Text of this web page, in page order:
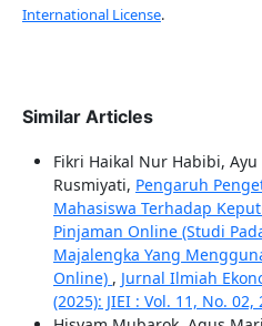
International License.
Similar Articles
Fikri Haikal Nur Habibi,
Rusmiyati, Pengaruh
Mahasiswa Terhadap
Pinjaman Online (Studi
Majalengka Yang
Online) , Jurnal Ilmiah
(2025): JIEI : Vol. 11, No. 02,